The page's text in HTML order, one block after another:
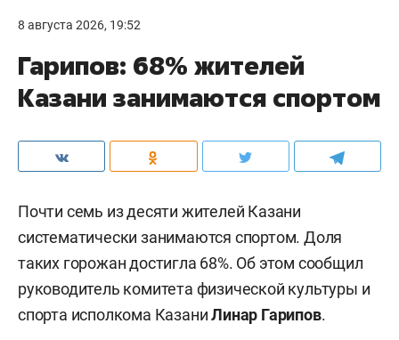
8 августа 2026, 19:52
Гарипов: 68% жителей
Казани занимаются спортом
Почти семь из десяти жителей Казани
систематически занимаются спортом. Доля
таких горожан достигла 68%. Об этом сообщил
руководитель комитета физической культуры и
спорта исполкома КазаниЛинар Гарипов.